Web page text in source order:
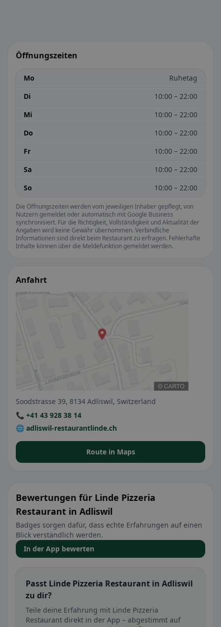
Öffnungszeiten
Mo
Ruhetag
Di
10:00 – 22:00
Mi
10:00 – 22:00
Do
10:00 – 22:00
Fr
10:00 – 22:00
Sa
10:00 – 22:00
So
10:00 – 22:00
Die Öffnungszeiten werden vom jeweiligen Inhaber gepflegt, von
Nutzern gemeldet oder automatisch mit Google Business
synchronisiert. Für die Richtigkeit, Vollständigkeit und Aktualität der
Angaben wird keine Gewähr übernommen. Verbindliche
Informationen sind direkt beim Restaurant zu erfragen. Fehlerhafte
Inhalte können über die Meldefunktion gemeldet werden.
Anfahrt
Soodstrasse 39, 8134 Adliswil, Switzerland
📞 +41 43 928 38 14
🌐 adliswil-restaurantlinde.ch
Route in Maps
Bewertungen für Linde Pizzeria
Restaurant in Adliswil
Badges sorgen dafür, dass echte Erfahrungen auf einen
Blick verständlich werden.
In der App bewerten
Passt Linde Pizzeria Restaurant in Adliswil
zu dir?
Teile deine Erfahrung mit Linde Pizzeria
Restaurant direkt in der App – abgestimmt auf